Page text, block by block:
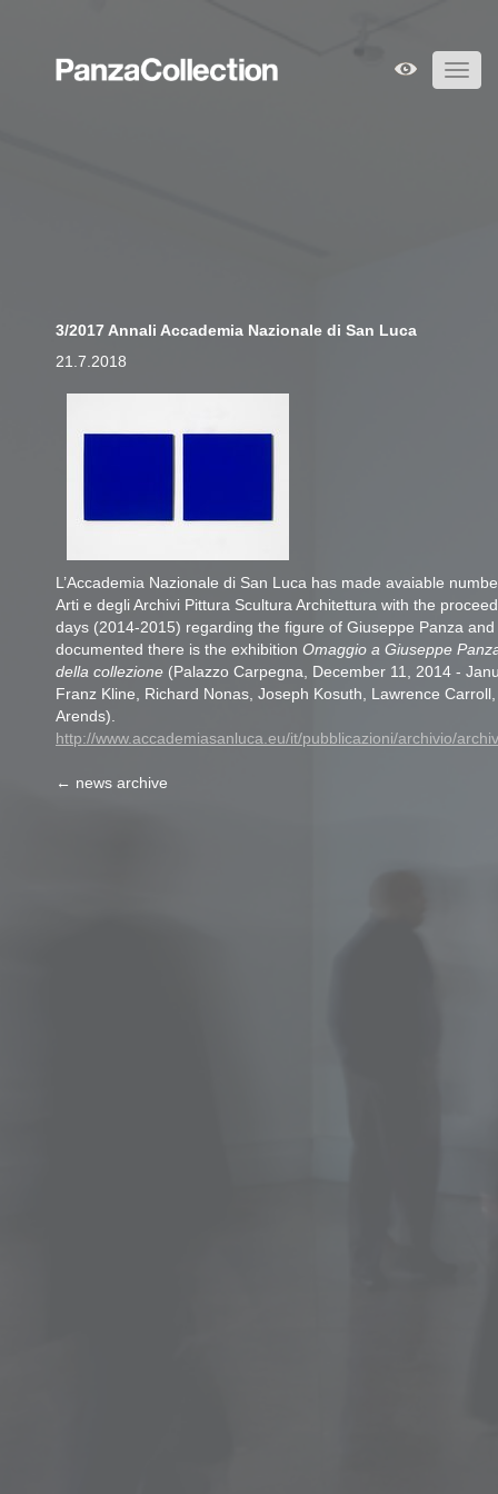
3/2017 Annali Accademia Nazionale di San Luca
21.7.2018
L’Accademia Nazionale di San Luca has made avaiable
Arti e degli Archivi Pittura Scultura Architettura with the
days (2014-2015) regarding the figure of Giuseppe Panza and
documented there is the exhibition Omaggio a Giuseppe
della collezione (Palazzo Carpegna, December 11, 2014 -
Franz Kline, Richard Nonas, Joseph Kosuth, Lawrence
Arends).
http://www.accademiasanluca.eu/it/pubblicazioni/archivio/
← news archive